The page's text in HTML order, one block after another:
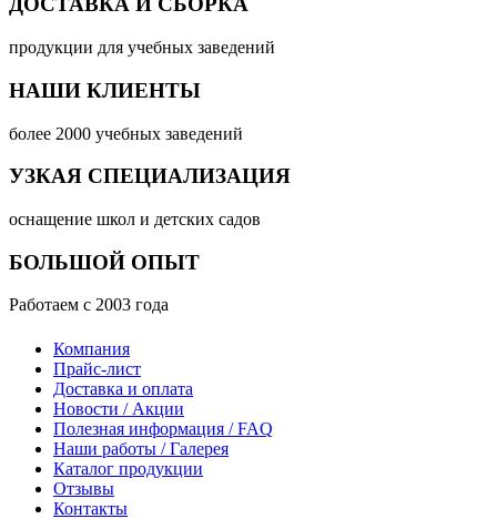
продукции для учебных заведений
НАШИ КЛИЕНТЫ
более 2000 учебных заведений
УЗКАЯ СПЕЦИАЛИЗАЦИЯ
оснащение школ и детских садов
БОЛЬШОЙ ОПЫТ
Работаем с 2003 года
Компания
Прайс-лист
Доставка и оплата
Новости / Акции
Полезная информация / FAQ
Наши работы / Галерея
Каталог продукции
Отзывы
Контакты